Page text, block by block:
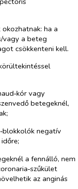
ha a
vagy a beteg
csökkenteni kell.
vagy
betegeknél,
negatív
a fennálló, nem
az anginás